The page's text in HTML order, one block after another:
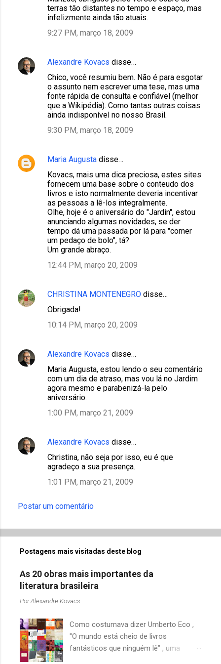
terras tão distantes no tempo e espaço, mas
infelizmente ainda tão atuais.
9:27 PM, março 18, 2009
Alexandre Kovacs disse…
Chico, você resumiu bem. Não é para esgotar
o assunto nem escrever uma tese, mas uma
fonte rápida de consulta e confiável (melhor
que a Wikipédia). Como tantas outras coisas
ainda indisponível no nosso Brasil.
9:30 PM, março 18, 2009
Maria Augusta disse…
Kovacs, mais uma dica preciosa, estes sites
fornecem uma base sobre o conteudo dos
livros e isto normalmente deveria incentivar
as pessoas a lê-los integralmente.
Olhe, hoje é o aniversário do "Jardin", estou
anunciando algumas novidades, se der
tempo dá uma passada por lá para "comer
um pedaço de bolo", tá?
Um grande abraço.
12:44 PM, março 20, 2009
CHRISTINA MONTENEGRO disse…
Obrigada!
10:14 PM, março 20, 2009
Alexandre Kovacs disse…
Maria Augusta, estou lendo o seu comentário
com um dia de atraso, mas vou lá no Jardim
agora mesmo e parabenizá-la pelo
aniversário.
1:00 PM, março 21, 2009
Alexandre Kovacs disse…
Christina, não seja por isso, eu é que
agradeço a sua presença.
1:01 PM, março 21, 2009
Postar um comentário
Postagens mais visitadas deste blog
As 20 obras mais importantes da
literatura brasileira
PorAlexandre Kovacs
Como costumava dizer Umberto Eco ,
"O mundo está cheio de livros
fantásticos que ninguém lê" , uma